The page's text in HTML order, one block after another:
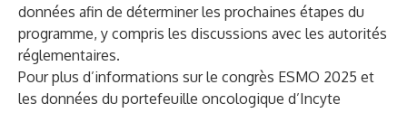
données afin de déterminer les prochaines étapes du
programme, y compris les discussions avec les autorités
réglementaires.
Pour plus d’informations sur le congrès ESMO 2025 et
les données du portefeuille oncologique d’Incyte